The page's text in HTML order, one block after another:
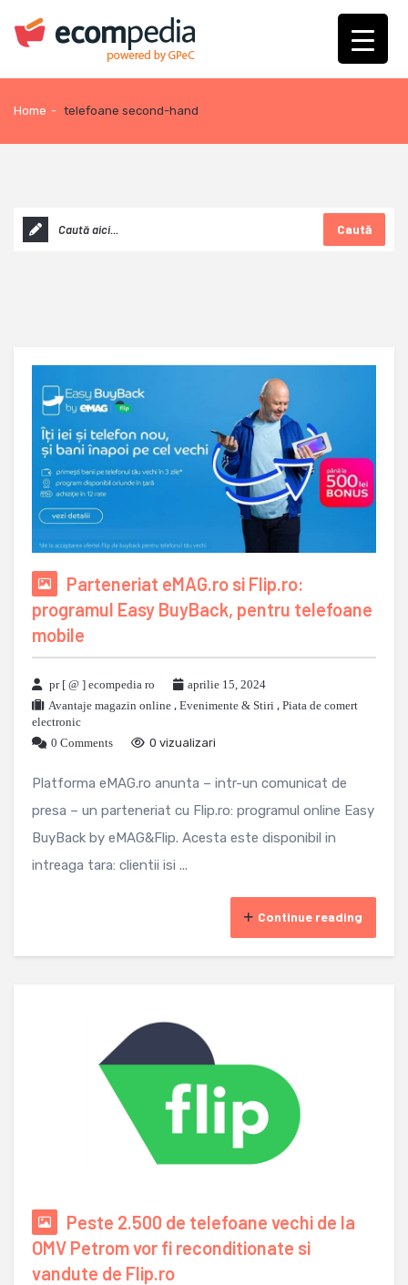
Home - telefoane second-hand
Caută
Parteneriat eMAG.ro si Flip.ro:
programul Easy BuyBack, pentru telefoane
mobile
pr [ @ ] ecompedia ro
aprilie 15, 2024
Avantaje magazin online , Evenimente & Stiri , Piata de comert
electronic
0 Comments
0 vizualizari
Platforma eMAG.ro anunta – intr-un comunicat de
presa – un parteneriat cu Flip.ro: programul online Easy
BuyBack by eMAG&Flip. Acesta este disponibil in
intreaga tara: clientii isi ...
Continue reading
Peste 2.500 de telefoane vechi de la
OMV Petrom vor fi reconditionate si
vandute de Flip.ro